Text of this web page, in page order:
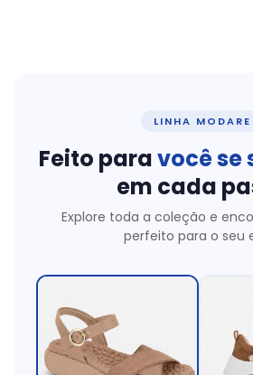
LINHA MODARE
Feito paravocê se
em cada
Explore toda a coleção e
perfeito para o seu